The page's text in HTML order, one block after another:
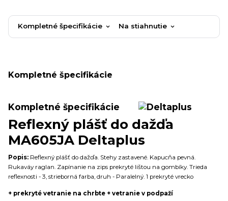
Kompletné špecifikácie Na stiahnutie
Kompletné špecifikácie
Kompletné špecifikácie
Reflexný plášť do dažďa
MA605JA Deltaplus
Popis: Reflexný plášť do dažďa. Stehy zastavené. Kapucňa pevná.
Rukaváy raglan. Zapínanie na zips prekryté lištou na gombíky. Trieda
reflexnosti - 3, strieborná farba, druh - Paralelný. 1 prekryté vrecko
+ prekryté vetranie na chrbte + vetranie v podpaží